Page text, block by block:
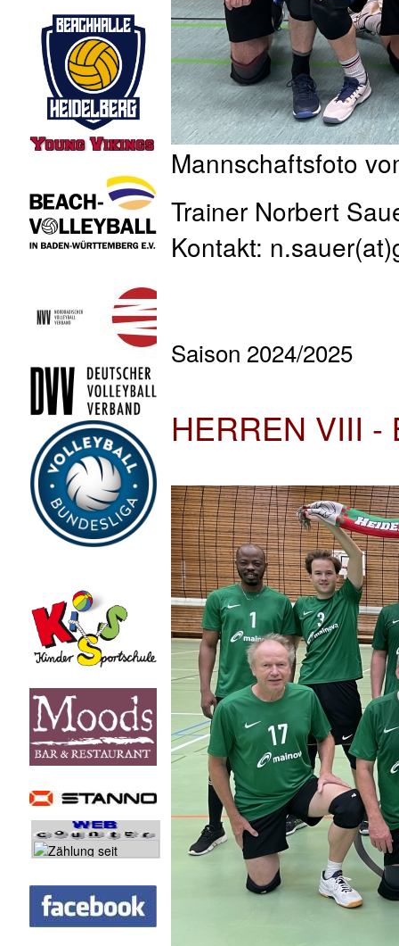
Mannschaftsfoto
Trainer Norbert
Kontakt:
Saison 2024/2025
HERREN VIII -